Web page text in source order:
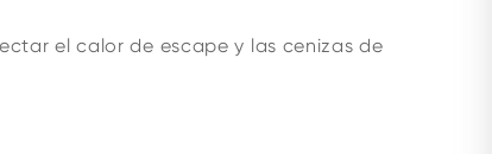
el calor de escape y las cenizas de